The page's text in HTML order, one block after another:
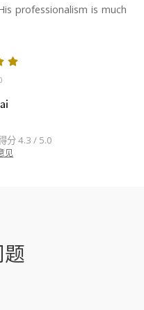
professionalism is much
分 4.3 / 5.0
见